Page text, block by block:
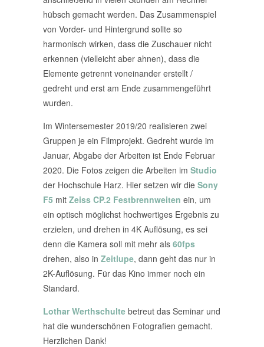
hübsch gemacht werden. Das Zusammenspiel
von Vorder- und Hintergrund sollte so
harmonisch wirken, dass die Zuschauer nicht
erkennen (vielleicht aber ahnen), dass die
Elemente getrennt voneinander erstellt /
gedreht und erst am Ende zusammengeführt
wurden.
Im Wintersemester 2019/20 realisieren zwei
Gruppen je ein Filmprojekt. Gedreht wurde im
Januar, Abgabe der Arbeiten ist Ende Februar
2020. Die Fotos zeigen die Arbeiten im Studio
der Hochschule Harz. Hier setzen wir die Sony
F5 mit Zeiss CP.2 Festbrennweiten ein, um
ein optisch möglichst hochwertiges Ergebnis zu
erzielen, und drehen in 4K Auflösung, es sei
denn die Kamera soll mit mehr als 60fps
drehen, also in Zeitlupe, dann geht das nur in
2K-Auflösung. Für das Kino immer noch ein
Standard.
Lothar Werthschulte betreut das Seminar und
hat die wunderschönen Fotografien gemacht.
Herzlichen Dank!